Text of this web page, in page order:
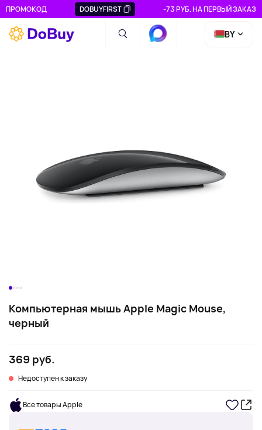
ПРОМОКОД DOBUYFIRST -73 РУБ. НА ПЕРВЫЙ ЗАКАЗ
BY
Компьютерная мышь Apple Magic Mouse,
черный
369 руб.
Недоступен к заказу
Все товары Apple